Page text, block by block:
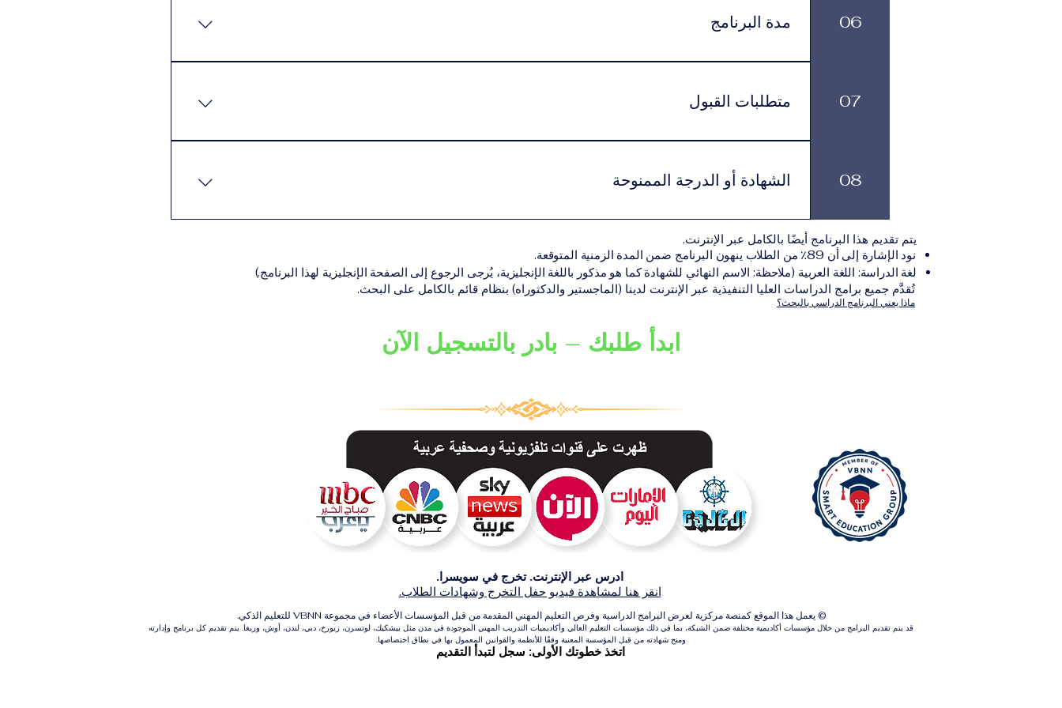
06 مدة البرنامج
لكل برنامج مدة دراسة دنيا إلزامية تختلف حسب المستوى الأكاديمي وطبيعة البرنامج.يمكن للطلاب إكمال البرنامج
07 متطلبات القبول
يجب على المتقدمين استيفاء شروط القبول الأكاديمية الخاصة بمستوى البرنامج.قد تشمل المتطلبات الأساسية عادةً ما
نموذج التقديم الإلكترونيقد يُطلب تقديم مستندات إضافية حسب البرنامج والمؤسسة التعليمية المسؤولة عن تقديمه.
08 الشهادة أو الدرجة الممنوحة
بعد استكمال جميع المتطلبات الأكاديمية بنجاح، يحصل الطالب على الشهادة أو الدرجة الأكاديمية المناسبة للبرنامج،
والتي تصدر عن المؤسسة التعليمية المسؤولة عن تقديم البرنامج ضمن شبكة VBNN Smart Education Group.
يتم تقديم هذا البرنامج أيضًا بالكامل عبر الإنترنت.
نود الإشارة إلى أن 89٪ من الطلاب ينهون البرنامج ضمن المدة الزمنية المتوقعة.
لغة الدراسة: اللغة العربية (ملاحظة: الاسم النهائي للشهادة كما هو مذكور باللغة الإنجليزية، يُرجى الرجوع إلى الصفحة الإنجليزية لهذا البرنامج.)
تُقدَّم جميع برامج الدراسات العليا التنفيذية عبر الإنترنت لدينا (الماجستير والدكتوراه) بنظام قائم بالكامل على البحث.
ماذا يعني البرنامج الدراسي بالبحث؟
ابدأ طلبك – بادر بالتسجيل الآن
ادرس عبر الإنترنت. تخرج في سويسرا.
انقر هنا لمشاهدة فيديو حفل التخرج وشهادات الطلاب.
© يعمل هذا الموقع كمنصة مركزية لعرض البرامج الدراسية وفرص التعليم المهني المقدمة من قبل المؤسسات الأعضاء في مجموعة VBNN للتعليم الذكي.
قد يتم تقديم البرامج من خلال مؤسسات أكاديمية مختلفة ضمن الشبكة، بما في ذلك مؤسسات التعليم العالي وأكاديميات التدريب المهني الموجودة في مدن مثل بيشكيك، لوتسرن، زيورخ، دبي، لندن، أوش، وريغا. يتم تقديم كل برنامج وإدارته
ومنح شهادته من قبل المؤسسة المعنية وفقًا للأنظمة والقوانين المعمول بها في نطاق اختصاصها.
اتخذ خطوتك الأولى: سجل لتبدأ التقديم